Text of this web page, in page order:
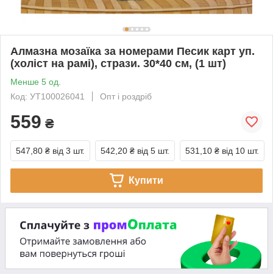
Алмазна мозаїка за номерами Песик карт уп.
(холіст на рамі), стрази. 30*40 см, (1 шт)
Менше 5 од.
Код: УТ100026041
Опт і роздріб
559 ₴
547,80 ₴ від 3 шт. 542,20 ₴ від 5 шт. 531,10 ₴ від 10 шт.
Купити